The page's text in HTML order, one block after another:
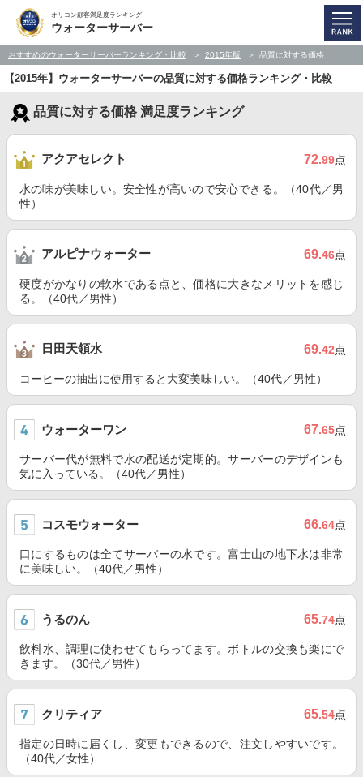
オリコン顧客満足度ランキング
ウォーターサーバー
おすすめのウォーターサーバーランキング・比較 2015年版 品質に対する価格
【2015年】ウォーターサーバーの品質に対する価格ランキング・比較
品質に対する価格 満足度ランキング
アクアセレクト 72.99点
水の味が美味しい。安全性が高いので安心できる。（40代／男
性）
アルピナウォーター 69.46点
硬度がかなりの軟水である点と、価格に大きなメリットを感じ
る。（40代／男性）
日田天領水 69.42点
コーヒーの抽出に使用すると大変美味しい。（40代／男性）
ウォーターワン 67.65点
サーバー代が無料で水の配送が定期的。サーバーのデザインも
気に入っている。（40代／男性）
コスモウォーター 66.64点
口にするものは全てサーバーの水です。富士山の地下水は非常
に美味しい。（40代／男性）
うるのん 65.74点
飲料水、調理に使わせてもらってます。ボトルの交換も楽にで
きます。（30代／男性）
クリティア 65.54点
指定の日時に届くし、変更もできるので、注文しやすいです。
（40代／女性）